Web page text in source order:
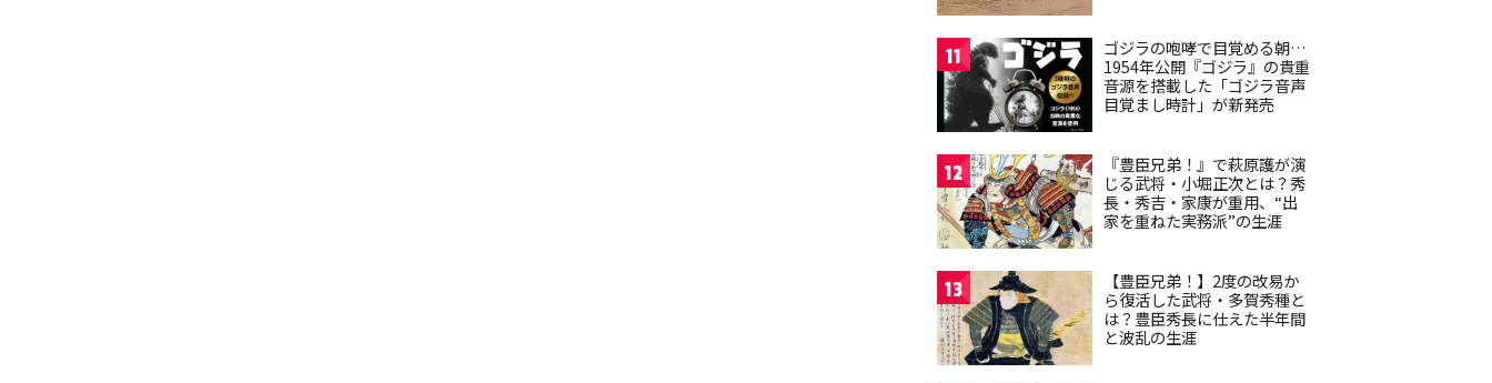
11
ゴジラの咆哮で目覚める朝…
1954年公開『ゴジラ』の貴重
音源を搭載した「ゴジラ音声
目覚まし時計」が新発売
12
『豊臣兄弟！』で萩原護が演
じる武将・小堀正次とは？秀
長・秀吉・家康が重用、“出
家を重ねた実務派”の生涯
13
【豊臣兄弟！】2度の改易か
ら復活した武将・多賀秀種と
は？豊臣秀長に仕えた半年間
と波乱の生涯